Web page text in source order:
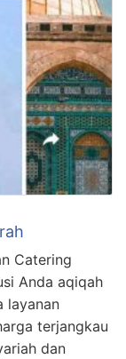
Catering
Anda aqiqah
layanan
terjangkau
dan